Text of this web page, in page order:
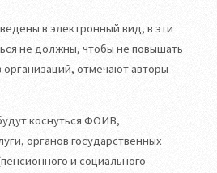
в электронный вид, в эти
не должны, чтобы не повышать
организаций, отмечают авторы
коснуться ФОИВ,
органов государственных
и социального